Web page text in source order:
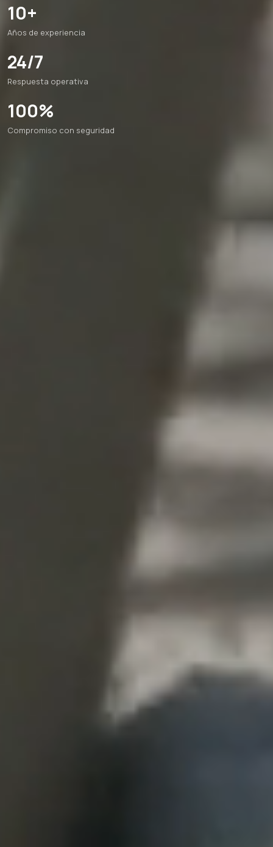
10+
Años de experiencia
24/7
Respuesta operativa
100%
Compromiso con seguridad